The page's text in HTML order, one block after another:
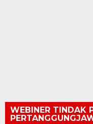
WEBINER TINDAK